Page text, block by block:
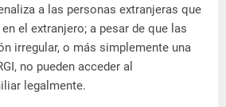
a las personas extranjeras que
el extranjero; a pesar de que las
irregular, o más simplemente una
no pueden acceder al
legalmente.